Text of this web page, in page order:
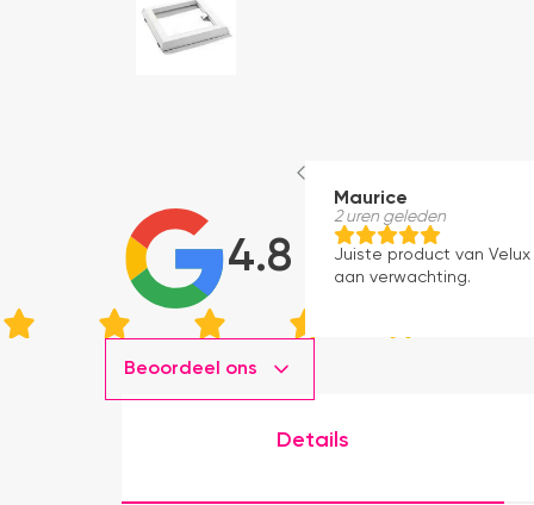
4.8
Beoordeel ons
Maurice
2 uren geleden
Juiste product van
aan verwachting.
Details